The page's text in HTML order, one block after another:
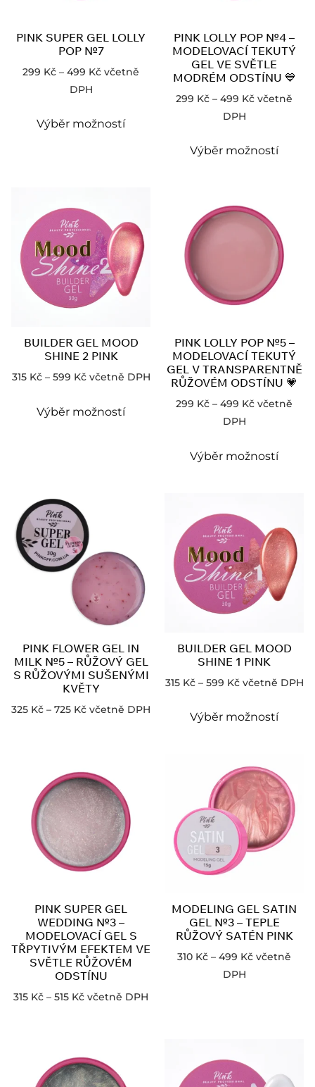
PINK SUPER GEL LOLLY
POP №7
299 Kč – 499 Kč včetně
DPH
Výběr možností
PINK LOLLY POP №4 –
MODELOVACÍ TEKUTÝ
GEL VE SVĚTLE
MODRÉM ODSTÍNU 💙
299 Kč – 499 Kč včetně
DPH
Výběr možností
BUILDER GEL MOOD
SHINE 2 PINK
315 Kč – 599 Kč včetně DPH
Výběr možností
PINK LOLLY POP №5 –
MODELOVACÍ TEKUTÝ
GEL V TRANSPARENTNĚ
RŮŽOVÉM ODSTÍNU 💗
299 Kč – 499 Kč včetně
DPH
Výběr možností
PINK FLOWER GEL IN
MILK №5 – RŮŽOVÝ GEL
S RŮŽOVÝMI SUŠENÝMI
KVĚTY
325 Kč – 725 Kč včetně DPH
BUILDER GEL MOOD
SHINE 1 PINK
315 Kč – 599 Kč včetně DPH
Výběr možností
PINK SUPER GEL
WEDDING №3 –
MODELOVACÍ GEL S
TŘPYTIVÝM EFEKTEM VE
SVĚTLE RŮŽOVÉM
ODSTÍNU
315 Kč – 515 Kč včetně DPH
MODELING GEL SATIN
GEL №3 – TEPLE
RŮŽOVÝ SATÉN PINK
310 Kč – 499 Kč včetně
DPH